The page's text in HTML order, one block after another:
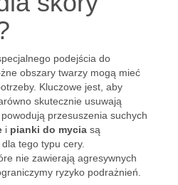
podejścia do
obszary twarzy mogą mieć
Kluczowe jest, aby
skutecznie usuwają
przesuszenia suchych
i pianki do mycia są
tego typu cery.
nie zawierają agresywnych
ryzyko podrażnień.